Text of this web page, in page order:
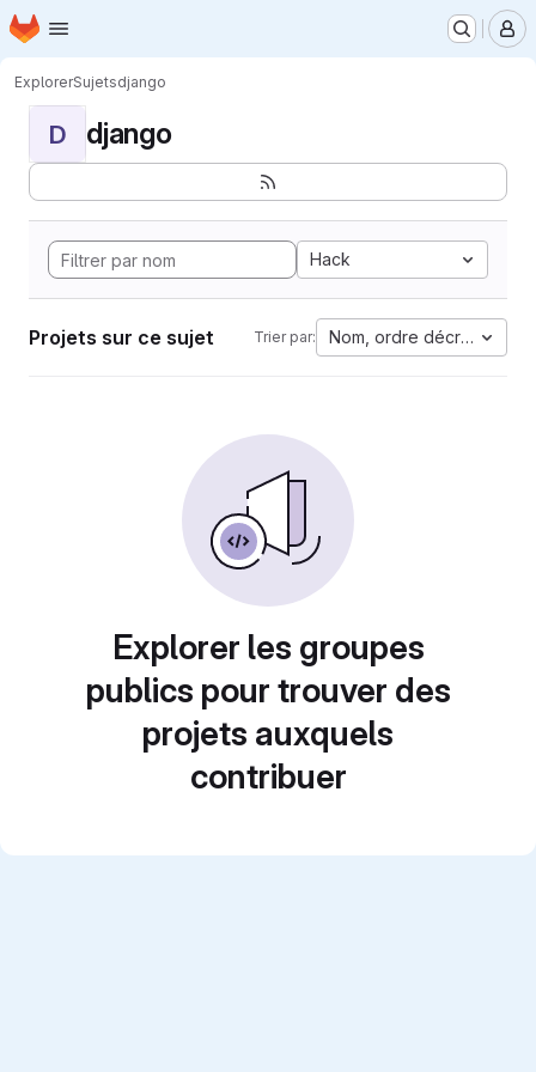
Passer au contenu principal
Page d'accueil
ExplorerSujetsdjango
D django
Hack
Projets sur ce sujet Trier par: Nom, ordre décroissant
Explorer les groupes
publics pour trouver des
projets auxquels
contribuer